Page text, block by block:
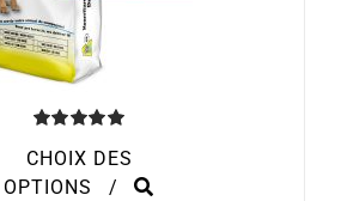
sur 5
CHOIX DES
OPTIONS
CE
/